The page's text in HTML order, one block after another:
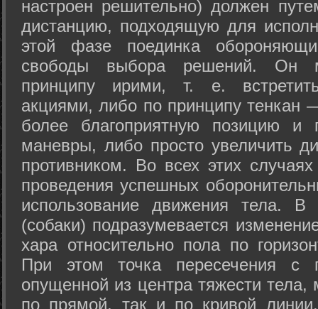
настроен решительно) должен
дистанцию, подходящую для
этой фазе поединка
свободы выбора решений. Он
принципу ирими, т. е.
акциями, либо по принципу тенкан
более благоприятную позицию и
маневры, либо просто увеличить
противником. Во всех этих
проведения успешных
использование движения тела.
(собаки) подразумевается
хара относительно пола по
При этом точка пересечения с
опущенной из центра тяжести
по прямой, так и по кривой